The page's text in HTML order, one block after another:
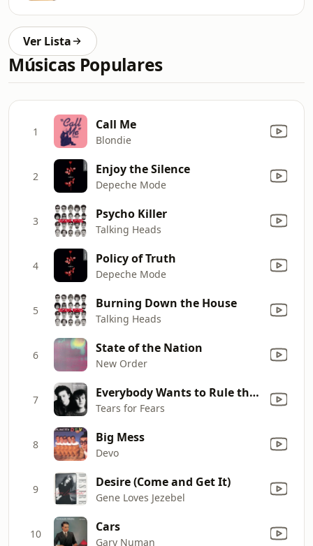
Ver Lista
Músicas Populares
1 Call Me
Blondie
2 Enjoy the Silence
Depeche Mode
3 Psycho Killer
Talking Heads
4 Policy of Truth
Depeche Mode
5 Burning Down the House
Talking Heads
6 State of the Nation
New Order
7 Everybody Wants to Rule the World
Tears for Fears
8 Big Mess
Devo
9 Desire (Come and Get It)
Gene Loves Jezebel
10 Cars
Gary Numan